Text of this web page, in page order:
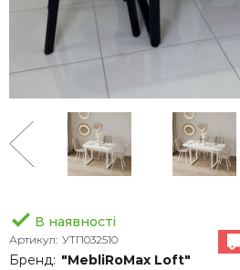
В наявності
Артикул: УТП032510
Бренд: "MebliRoMax Loft"